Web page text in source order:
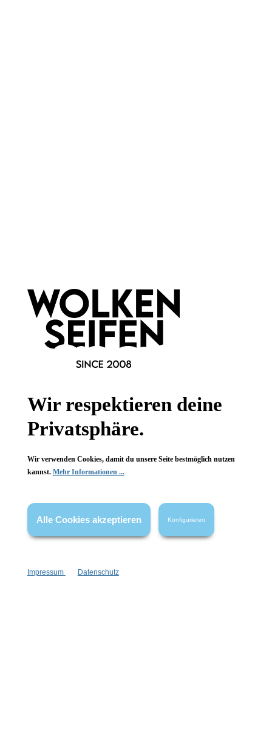
Informationen
Gesetzliche Informationen
FAQ
* Alle Preise inkl. gesetzl. Mehrwertsteuer zzgl. Versandkosten
wenn nicht anders angegeben.
Wir respektieren deine
Privatsphäre.
Wir verwenden Cookies, damit du unsere Seite bestmöglich nutzen
kannst. Mehr Informationen ...
Alle Cookies akzeptieren Konfigurieren
Impressum Datenschutz